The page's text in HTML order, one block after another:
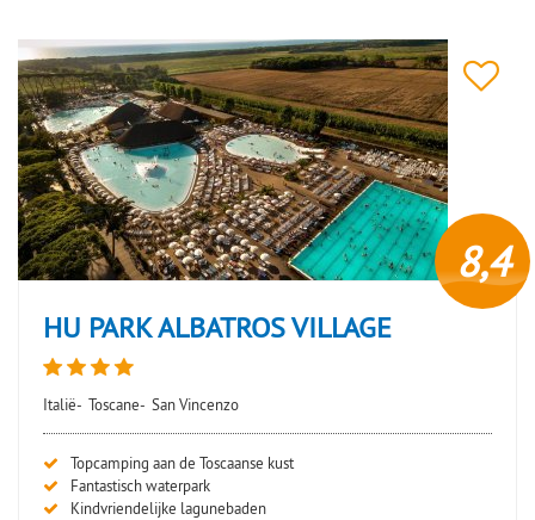
8,4
HU PARK ALBATROS VILLAGE
Italië- Toscane- San Vincenzo
Topcamping aan de Toscaanse kust
Fantastisch waterpark
Kindvriendelijke lagunebaden